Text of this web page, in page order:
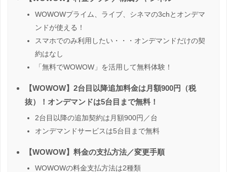
WOWOWプライム、ライブ、シネマの3chとオンデマ
ンドが使える！
スマホでのみ利用したい・・・オンデマンドだけの契
約はなし
「無料でWOWOW」を活用して無料体験！
【WOWOW】2台目以降追加料金は月額900円（税
抜）！オンデマンドは5台目まで無料！
2台目以降の追加契約は月額900円／台
オンデマンドサービスは5台目まで無料
【WOWOW】料金の支払方法／変更手順
WOWOWの料金支払方法は2種類